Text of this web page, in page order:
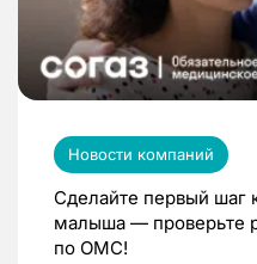
Новости компаний
Сделайте первый шаг
малыша — проверьте
по ОМС!